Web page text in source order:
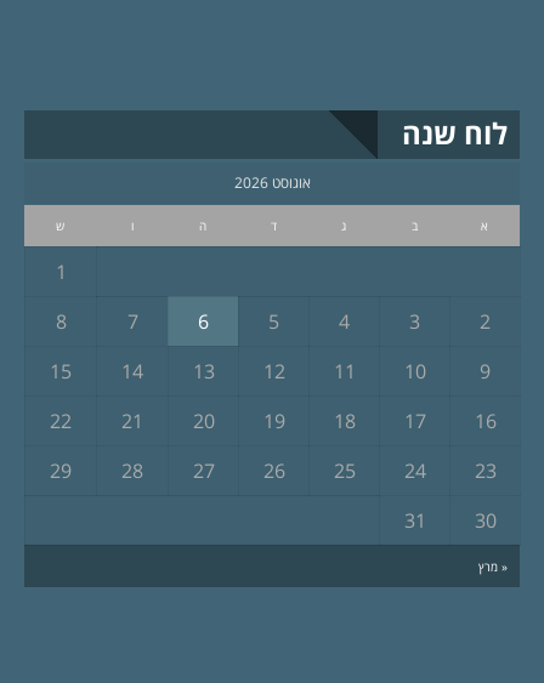
לוח שנה
אוגוסט 2026
א ב ג ד ה ו ש
« מרץ
1
2
3
4
5
6
7
8
9
10
11
12
13
14
15
16
17
18
19
20
21
22
23
24
25
26
27
28
29
30
31